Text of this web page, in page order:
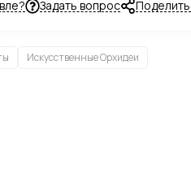
Задать вопрос
Искусственные Орхидеи